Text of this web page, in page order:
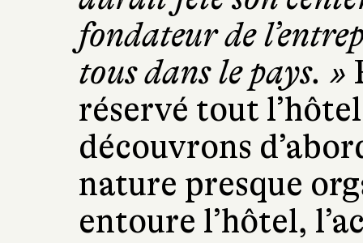
fondateur de
tous dans le pays. »
réservé tout
découvrons
nature presque
entoure l’hôtel,